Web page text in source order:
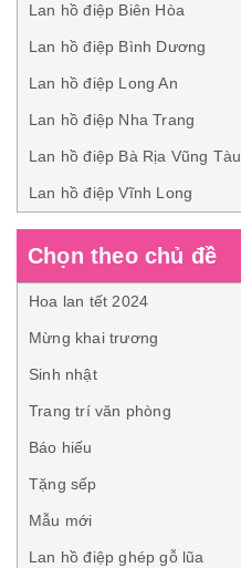
Lan hồ điệp Biên Hòa
Lan hồ điệp Bình Dương
Lan hồ điệp Long An
Lan hồ điệp Nha Trang
Lan hồ điệp Bà Rịa Vũng Tàu
Lan hồ điệp Vĩnh Long
Chọn theo chủ đề
Hoa lan tết 2024
Mừng khai trương
Sinh nhật
Trang trí văn phòng
Báo hiếu
Tặng sếp
Mẫu mới
Lan hồ điệp ghép gỗ lũa